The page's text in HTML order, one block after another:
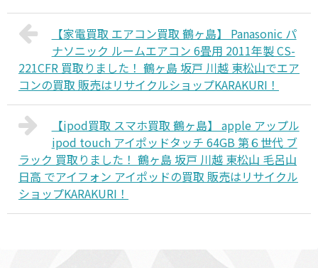
【家電買取 エアコン買取 鶴ヶ島】 Panasonic パ
ナソニック ルームエアコン 6畳用 2011年製 CS-
221CFR 買取りました！ 鶴ヶ島 坂戸 川越 東松山でエア
コンの買取 販売はリサイクルショップKARAKURI！
【ipod買取 スマホ買取 鶴ヶ島】 apple アップル
ipod touch アイポッドタッチ 64GB 第６世代 ブ
ラック 買取りました！ 鶴ヶ島 坂戸 川越 東松山 毛呂山
日高 でアイフォン アイポッドの買取 販売はリサイクル
ショップKARAKURI！